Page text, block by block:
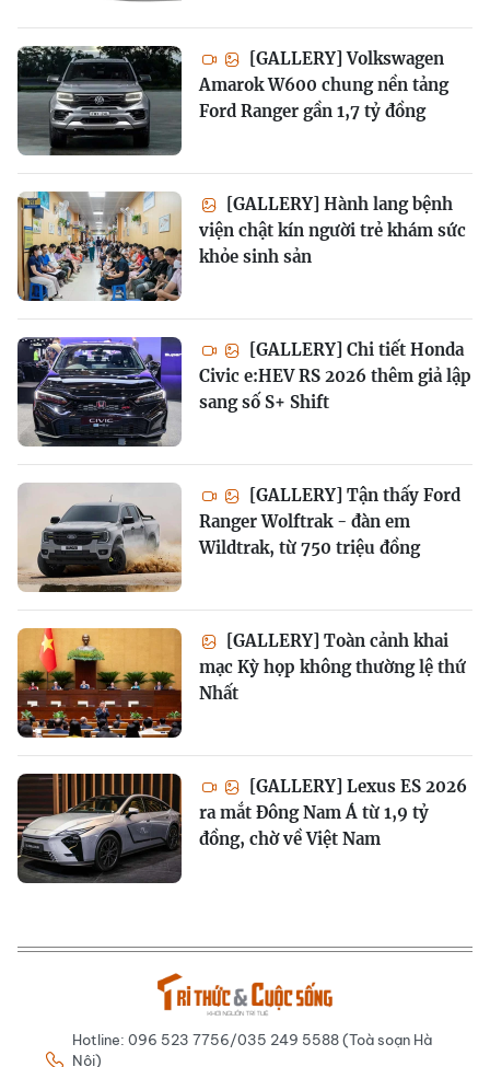
[GALLERY] Volkswagen
Amarok W600 chung nền tảng
Ford Ranger gần 1,7 tỷ đồng
[GALLERY] Hành lang bệnh
viện chật kín người trẻ khám sức
khỏe sinh sản
[GALLERY] Chi tiết Honda
Civic e:HEV RS 2026 thêm giả lập
sang số S+ Shift
[GALLERY] Tận thấy Ford
Ranger Wolftrak - đàn em
Wildtrak, từ 750 triệu đồng
[GALLERY] Toàn cảnh khai
mạc Kỳ họp không thường lệ thứ
Nhất
[GALLERY] Lexus ES 2026
ra mắt Đông Nam Á từ 1,9 tỷ
đồng, chờ về Việt Nam
Hotline: 096 523 7756/035 249 5588 (Toà soạn Hà
Nội)